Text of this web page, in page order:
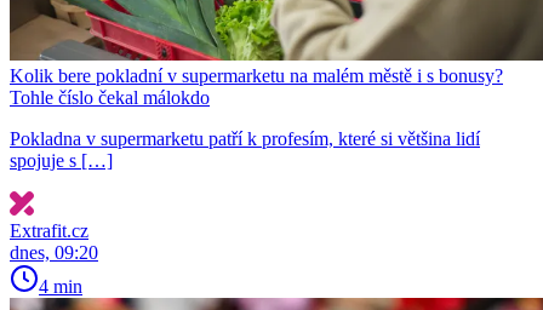
Kolik bere pokladní v supermarketu na malém městě i s bonusy?
Tohle číslo čekal málokdo
Pokladna v supermarketu patří k profesím, které si většina lidí
spojuje s […]
Extrafit.cz
dnes, 09:20
4 min